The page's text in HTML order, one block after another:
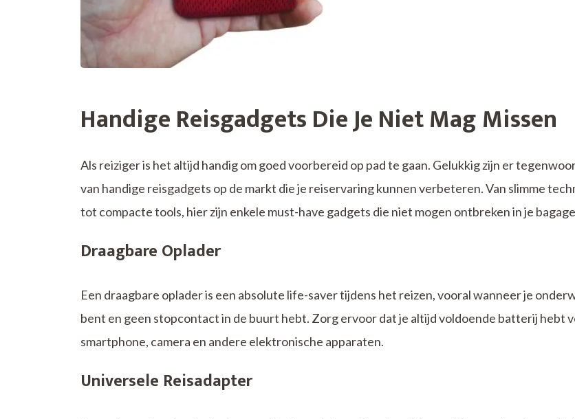
Handige Reisgadgets Die Je Niet Mag Missen
Als reiziger is het altijd handig om goed voorbereid op pad te gaan. Gelukkig zijn er
van handige reisgadgets op de markt die je reiservaring kunnen verbeteren. Van slimme
tot compacte tools, hier zijn enkele must-have gadgets die niet mogen ontbreken in je
Draagbare Oplader
Een draagbare oplader is een absolute life-saver tijdens het reizen, vooral wanneer je
bent en geen stopcontact in de buurt hebt. Zorg ervoor dat je altijd voldoende batterij hebt
smartphone, camera en andere elektronische apparaten.
Universele Reisadapter